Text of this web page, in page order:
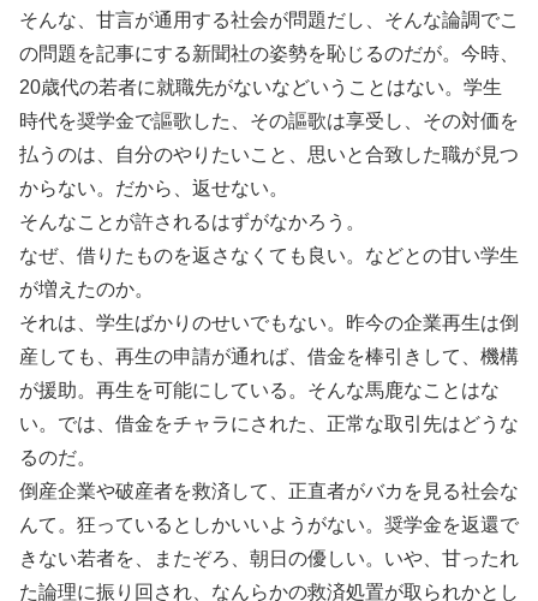
そんな、甘言が通用する社会が問題だし、そんな論調でこ
の問題を記事にする新聞社の姿勢を恥じるのだが。今時、
20歳代の若者に就職先がないなどいうことはない。学生
時代を奨学金で謳歌した、その謳歌は享受し、その対価を
払うのは、自分のやりたいこと、思いと合致した職が見つ
からない。だから、返せない。
そんなことが許されるはずがなかろう。
なぜ、借りたものを返さなくても良い。などとの甘い学生
が増えたのか。
それは、学生ばかりのせいでもない。昨今の企業再生は倒
産しても、再生の申請が通れば、借金を棒引きして、機構
が援助。再生を可能にしている。そんな馬鹿なことはな
い。では、借金をチャラにされた、正常な取引先はどうな
るのだ。
倒産企業や破産者を救済して、正直者がバカを見る社会な
んて。狂っているとしかいいようがない。奨学金を返還で
きない若者を、またぞろ、朝日の優しい。いや、甘ったれ
た論理に振り回され、なんらかの救済処置が取られかとし